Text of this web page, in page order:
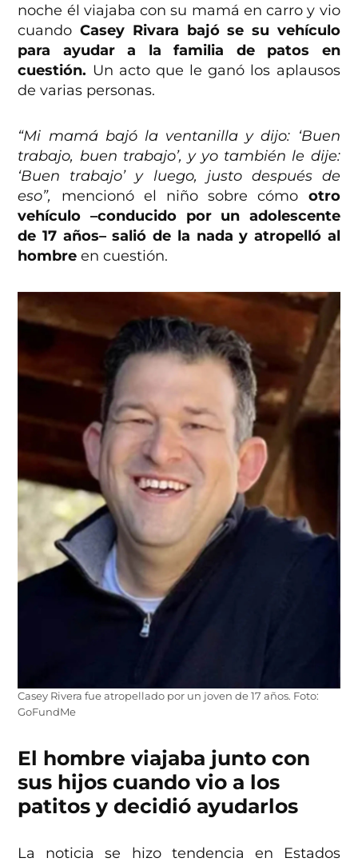
noche él viajaba con su mamá en carro y vio
cuandoCasey Rivara bajó se su vehículo
para ayudar a la familia de patos en
cuestión. Un acto que le ganó los aplausos
de varias personas.
“Mi mamá bajó la ventanilla y dijo: ‘Buen
trabajo, buen trabajo’, y yo también le dije:
‘Buen trabajo’ y luego, justo después de
eso”,
mencionó el niño sobre cómo otro
vehículo –conducido por un adolescente
de 17 años– salió de la nada y atropelló al
hombreen cuestión.
Casey Rivera fue atropellado por un joven de 17 años. Foto:
GoFundMe
El hombre viajaba junto con
sus hijos cuando vio a los
patitos y decidió ayudarlos
La noticia se hizo tendencia en Estados